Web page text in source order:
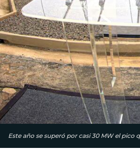
Este año se superó por casi 30 MW el